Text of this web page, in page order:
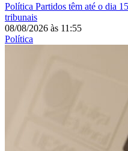
Política Partidos têm até o dia
tribunais
08/08/2026 às 11:55
Política